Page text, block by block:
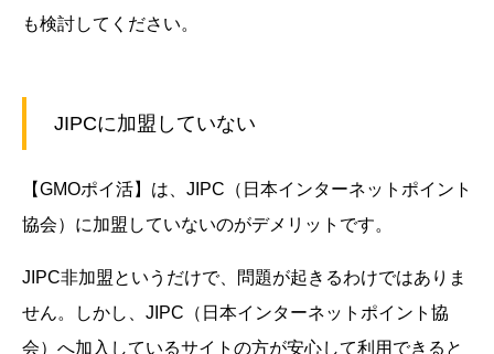
も検討してください。
JIPCに加盟していない
【GMOポイ活】は、JIPC（日本インターネットポイント
協会）に加盟していないのがデメリットです。
JIPC非加盟というだけで、問題が起きるわけではありま
せん。しかし、JIPC（日本インターネットポイント協
会）へ加入しているサイトの方が安心して利用できると